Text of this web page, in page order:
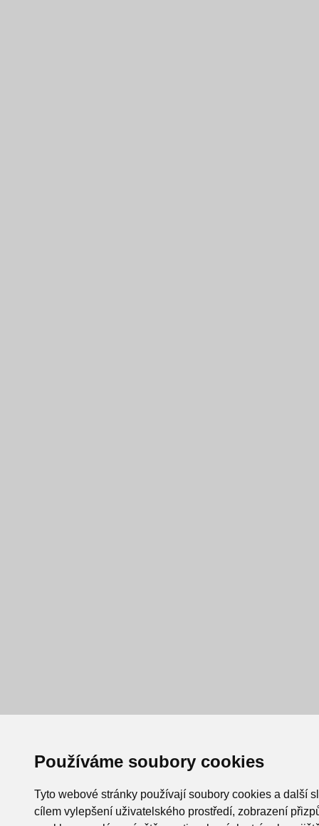
Používáme soubory cookies
Tyto webové stránky používají soubory cookies a další
cílem vylepšení uživatelského prostředí, zobrazení